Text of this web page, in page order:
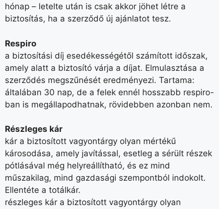
hónap – letelte után is csak akkor jöhet létre a
biztosítás, ha a szerződő új ajánlatot tesz.
Respiro
a biztosítási díj esedékességétől számított időszak,
amely alatt a biztosító várja a díjat. Elmulasztása a
szerződés megszűnését eredményezi. Tartama:
általában 30 nap, de a felek ennél hosszabb respiro-
ban is megállapodhatnak, rövidebben azonban nem.
Részleges kár
kár a biztosított vagyontárgy olyan mértékű
károsodása, amely javítással, esetleg a sérült részek
pótlásával még helyreállítható, és ez mind
műszakilag, mind gazdasági szempontból indokolt.
Ellentéte a totálkár.
részleges kár a biztosított vagyontárgy olyan